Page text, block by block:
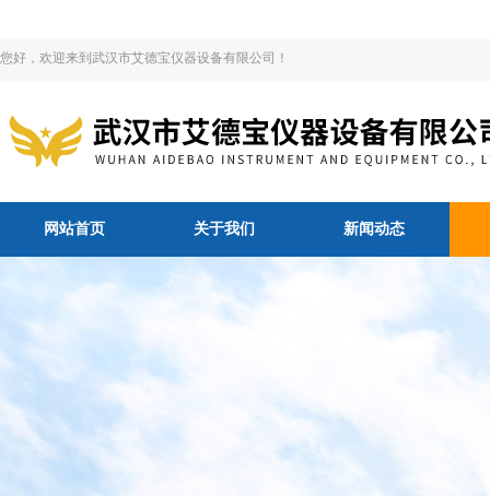
您好，欢迎来到武汉市艾德宝仪器设备有限公司！
网站首页 关于我们 新闻动态